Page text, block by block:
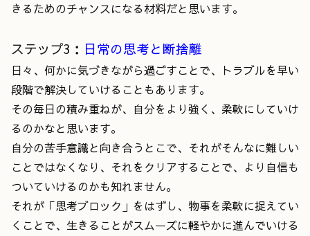
きるためのチャンスになる材料だと思います。
ステップ3： 日常の思考と断捨離
日々、何かに気づきながら過ごすことで、トラブルを早い
段階で解決していけることもあります。
その毎日の積み重ねが、自分をより強く、柔軟にしていけ
るのかなと思います。
自分の苦手意識と向き合うとこで、それがそんなに難しい
ことではなくなり、それをクリアすることで、より自信も
ついていけるのかも知れません。
それが「思考ブロック」をはずし、物事を柔軟に捉えてい
くことで、生きることがスムーズに軽やかに進んでいける